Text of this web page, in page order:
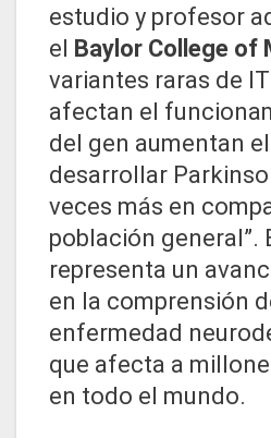
estudio y profesor
el Baylor College of
variantes raras de
afectan el
del gen aumentan
desarrollar
veces más en
población general”.
representa un
en la comprensión
enfermedad
que afecta a
en todo el mundo.